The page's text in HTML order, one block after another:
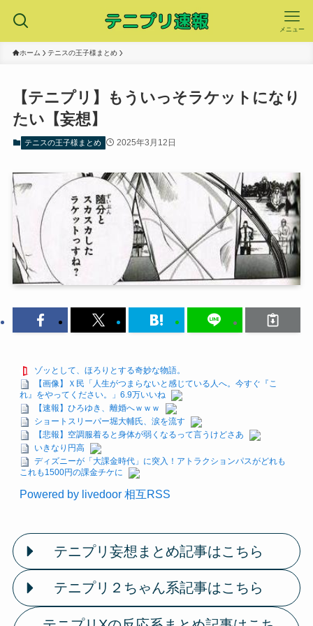
メニュー
ホーム テニスの王子様まとめ
【テニプリ】もういっそラケットになり
たい【妄想】
テニスの王子様まとめ 2025年3月12日
ゾッとして、ほろりとする奇妙な物語。
【画像】Ｘ民「人生がつまらないと感じている人へ。今すぐ『こ
れ』をやってください。」6.9万いいね
【速報】ひろゆき、離婚へｗｗｗ
ショートスリーパー堀大輔氏、涙を流す
【悲報】空調服着ると身体が弱くなるって言うけどさあ
いきなり円高
ディズニーが「大課金時代」に突入！アトラクションパスがどれも
これも1500円の課金チケに
Powered by livedoor 相互RSS
テニプリ妄想まとめ記事はこちら
テニプリ２ちゃん系記事はこちら